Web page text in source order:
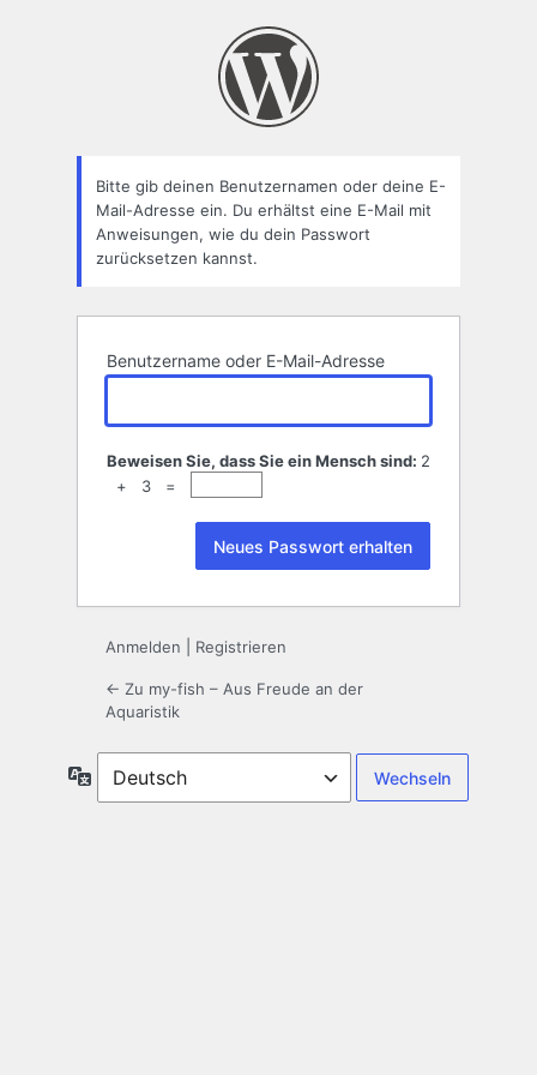
Bitte gib deinen Benutzernamen oder deine E-
Mail-Adresse ein. Du erhältst eine E-Mail mit
Anweisungen, wie du dein Passwort
zurücksetzen kannst.
Benutzername oder E-Mail-Adresse
Beweisen Sie, dass Sie ein Mensch sind: 2
+ 3 =
Anmelden Registrieren
← Zu my-fish – Aus Freude an der
Aquaristik
Sprache